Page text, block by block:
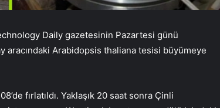
Daily gazetesinin Pazartesi günü
aracındaki Arabidopsis thaliana tesisi büyümeye
fırlatıldı. Yaklaşık 20 saat sonra Çinli